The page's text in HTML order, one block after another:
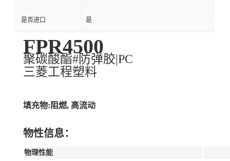
是否进口 是
FPR4500
聚碳酸酯#防弹胶|PC
三菱工程塑料
填充物:阻燃, 高流动
物性信息：
物理性能